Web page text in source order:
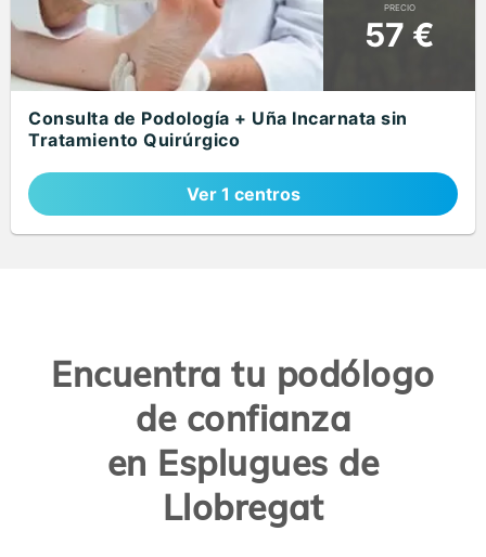
PRECIO
57 €
Consulta de Podología + Uña Incarnata sin
Tratamiento Quirúrgico
Ver 1 centros
Encuentra tu podólogo
de confianza
en Esplugues de
Llobregat